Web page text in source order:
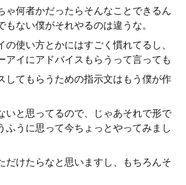
ゃ何者かだったらそんなことできるん
もない僕がそれやるのは違うな。
の使い方とかにはすごく慣れてるし、
アイにアドバイスもらうって言っても
してもらうための指示文はもう僕が作
いと思ってるので、じゃあそれで形で
ふうに思って今ちょっとやってみまし
だけたらなと思いますし、もちろんそ